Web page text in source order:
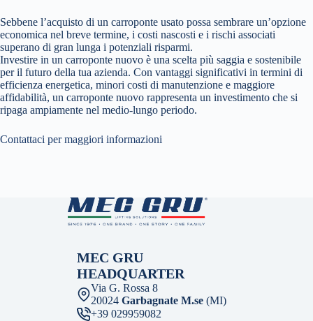
Sebbene l’acquisto di un carroponte usato possa sembrare un’opzione
economica nel breve termine, i costi nascosti e i rischi associati
superano di gran lunga i potenziali risparmi.
Investire in un carroponte nuovo è una scelta più saggia e sostenibile
per il futuro della tua azienda. Con vantaggi significativi in termini di
efficienza energetica, minori costi di manutenzione e maggiore
affidabilità, un carroponte nuovo rappresenta un investimento che si
ripaga ampiamente nel medio-lungo periodo.
Contattaci per maggiori informazioni
MEC GRU
HEADQUARTER
Via G. Rossa 8
20024 Garbagnate M.se (MI)
+39 029959082